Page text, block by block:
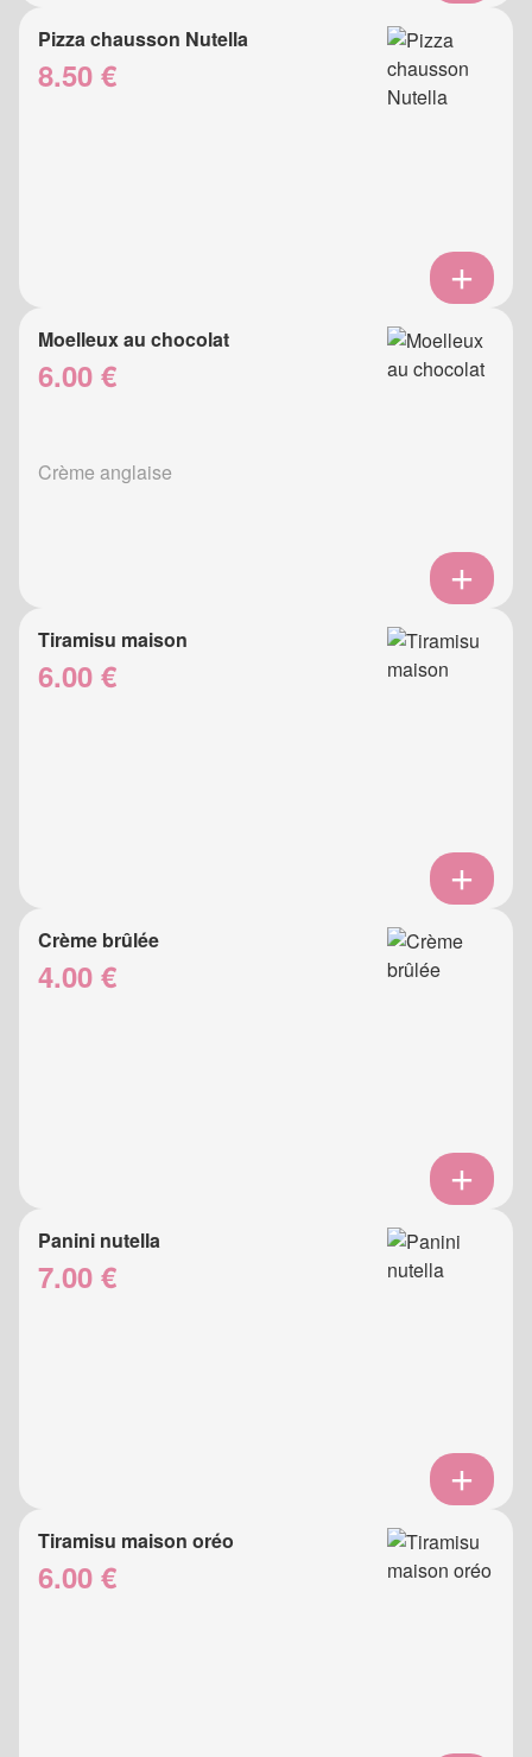
Pizza chausson Nutella
8.50 €
Moelleux au chocolat
6.00 €
Crème anglaise
Tiramisu maison
6.00 €
Crème brûlée
4.00 €
Panini nutella
7.00 €
Tiramisu maison oréo
6.00 €